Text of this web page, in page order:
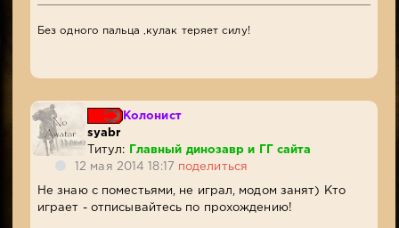
Без одного пальца ,кулак теряет силу!
Колонист
syabr
Титул:
Главный динозавр и ГГ сайта
12 мая 2014 18:17 поделиться
Не знаю с поместьями, не играл, модом занят) Кто
играет - отписывайтесь по прохождению!